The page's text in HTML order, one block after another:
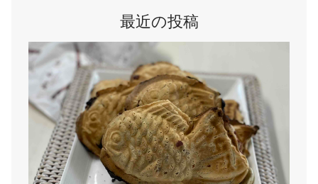
最近の投稿